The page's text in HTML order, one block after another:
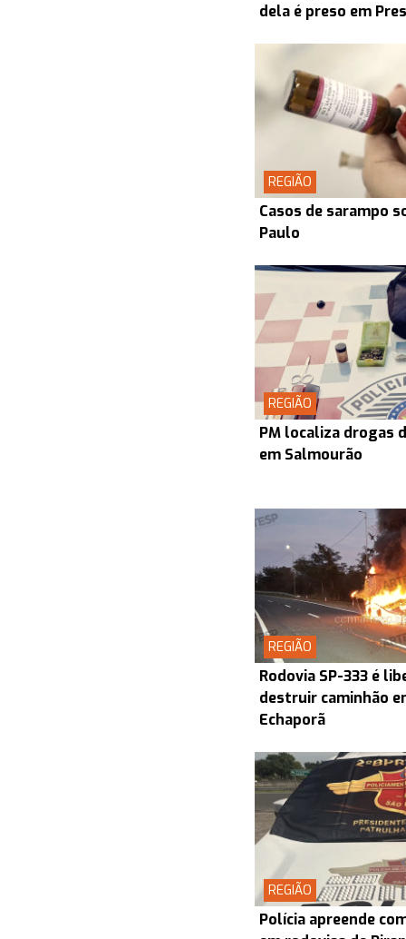
dela é preso em
REGIÃO
Casos de sarampo
Paulo
REGIÃO
PM localiza drogas
em Salmourão
REGIÃO
Rodovia SP-333 é
destruir caminhão
Echaporã
REGIÃO
Polícia apreende